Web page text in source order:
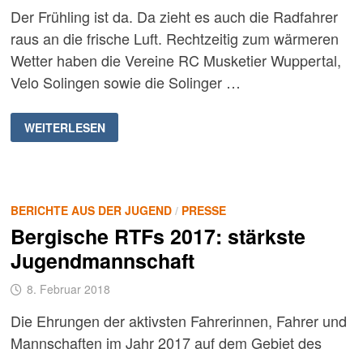
Der Frühling ist da. Da zieht es auch die Radfahrer
raus an die frische Luft. Rechtzeitig zum wärmeren
Wetter haben die Vereine RC Musketier Wuppertal,
Velo Solingen sowie die Solinger …
RADRENNBAHN
IST
WIEDER
WEITERLESEN
BERICHTE AUS DER JUGEND/ PRESSE
Bergische RTFs 2017: stärkste
Jugendmannschaft
8. Februar 2018
Die Ehrungen der aktivsten Fahrerinnen, Fahrer und
Mannschaften im Jahr 2017 auf dem Gebiet des